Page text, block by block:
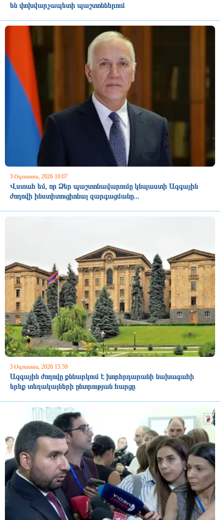
են փոխվարչապետի պաշտոններում
3 Օգոստոս, 2026 16:07
Վստահ եմ, որ Ձեր պաշտոնավարումը կնպաստի Ազգային
ժողովի ինստիտուցիոնալ զարգացմանը...
3 Օգոստոս, 2026 15:59
Ազգային ժողովը քննարկում է խորհրդարանի նախագահի
երեք տեղակալների ընտրության հարցը